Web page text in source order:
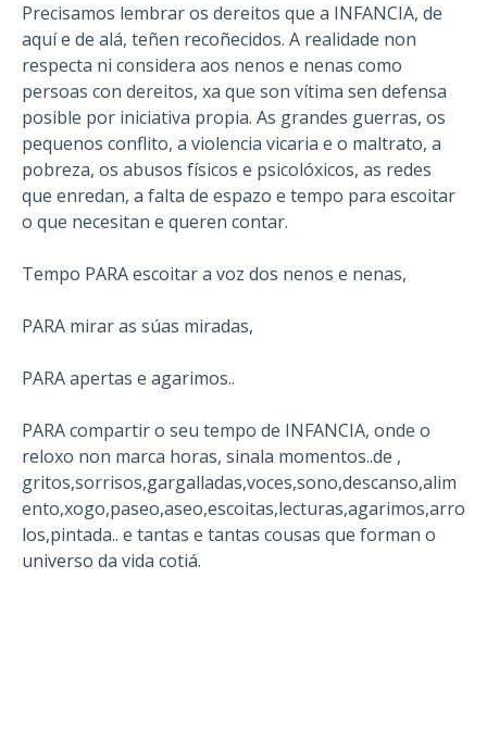
Precisamos lembrar os dereitos que a INFANCIA, de
aquí e de alá, teñen recoñecidos. A realidade non
respecta ni considera aos nenos e nenas como
persoas con dereitos, xa que son vítima sen defensa
posible por iniciativa propia. As grandes guerras, os
pequenos conflito, a violencia vicaria e o maltrato, a
pobreza, os abusos físicos e psicolóxicos, as redes
que enredan, a falta de espazo e tempo para escoitar
o que necesitan e queren contar.
Tempo PARA escoitar a voz dos nenos e nenas,
PARA mirar as súas miradas,
PARA apertas e agarimos..
PARA compartir o seu tempo de INFANCIA, onde o
reloxo non marca horas, sinala momentos..de ,
gritos,sorrisos,gargalladas,voces,sono,descanso,alim
ento,xogo,paseo,aseo,escoitas,lecturas,agarimos,arro
los,pintada.. e tantas e tantas cousas que forman o
universo da vida cotiá.